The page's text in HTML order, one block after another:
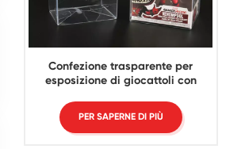
Confezione trasparente per
esposizione di giocattoli con
Pop Protector da 4 pollici
PER SAPERNE DI PIÙ